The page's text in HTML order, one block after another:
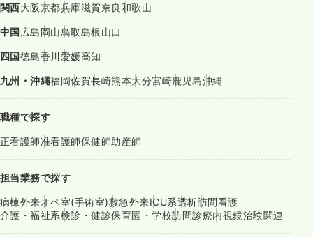
関西大阪京都兵庫滋賀奈良和歌山
中国広島岡山鳥取島根山口
四国徳島香川愛媛高知
九州・沖縄福岡佐賀長崎熊本大分宮崎鹿児島沖縄
職種で探す
正看護師准看護師保健師助産師
担当業務で探す
病棟外来オペ室(手術室)救急外来ICU系透析訪問看護
介護・福祉系検診・健診保育園・学校訪問診療内視鏡治験関連